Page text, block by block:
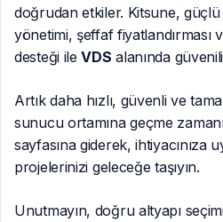
doğrudan etkiler. Kitsune, güçlü
yönetimi, şeffaf fiyatlandırması
desteği ileVDS alanında
Artık daha hızlı, güvenli ve
sunucu ortamına geçme
sayfasına giderek, ihtiyacınıza
projelerinizi geleceğe taşıyın.
Unutmayın, doğru altyapı